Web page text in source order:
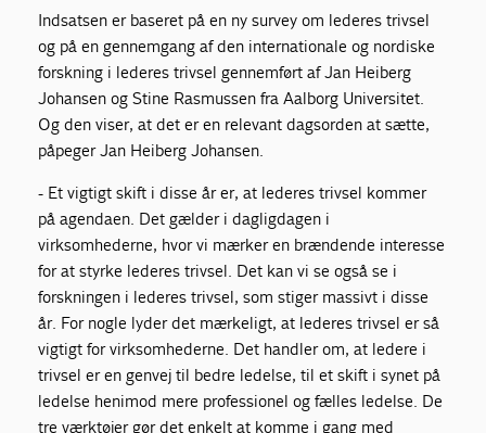
Indsatsen er baseret på en ny survey om lederes trivsel
og på en gennemgang af den internationale og nordiske
forskning i lederes trivsel gennemført af Jan Heiberg
Johansen og Stine Rasmussen fra Aalborg Universitet.
Og den viser, at det er en relevant dagsorden at sætte,
påpeger Jan Heiberg Johansen.
- Et vigtigt skift i disse år er, at lederes trivsel kommer
på agendaen. Det gælder i dagligdagen i
virksomhederne, hvor vi mærker en brændende interesse
for at styrke lederes trivsel. Det kan vi se også se i
forskningen i lederes trivsel, som stiger massivt i disse
år. For nogle lyder det mærkeligt, at lederes trivsel er så
vigtigt for virksomhederne. Det handler om, at ledere i
trivsel er en genvej til bedre ledelse, til et skift i synet på
ledelse henimod mere professionel og fælles ledelse. De
tre værktøjer gør det enkelt at komme i gang med